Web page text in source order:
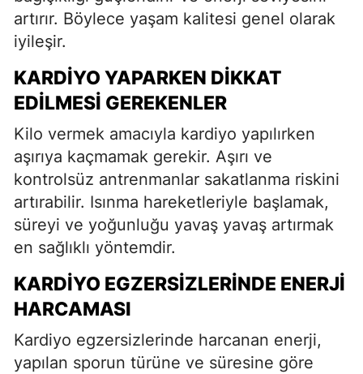
artırır. Böylece yaşam kalitesi genel olarak
iyileşir.
KARDIYO YAPARKEN DIKKAT
EDILMESI GEREKENLER
Kilo vermek amacıyla kardiyo yapılırken
aşırıya kaçmamak gerekir. Aşırı ve
kontrolsüz antrenmanlar sakatlanma riskini
artırabilir. Isınma hareketleriyle başlamak,
süreyi ve yoğunluğu yavaş yavaş artırmak
en sağlıklı yöntemdir.
KARDIYO EGZERSIZLERINDE ENERJI
HARCAMASI
Kardiyo egzersizlerinde harcanan enerji,
yapılan sporun türüne ve süresine göre